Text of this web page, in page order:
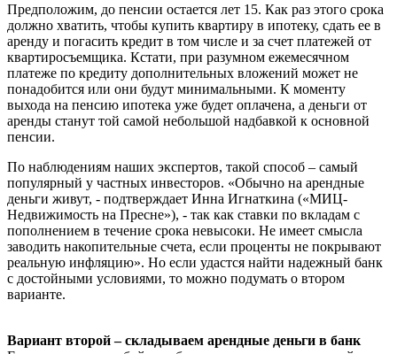
Предположим, до пенсии остается лет 15. Как раз этого срока
должно хватить, чтобы купить квартиру в ипотеку, сдать ее в
аренду и погасить кредит в том числе и за счет платежей от
квартиросъемщика. Кстати, при разумном ежемесячном
платеже по кредиту дополнительных вложений может не
понадобится или они будут минимальными. К моменту
выхода на пенсию ипотека уже будет оплачена, а деньги от
аренды станут той самой небольшой надбавкой к основной
пенсии.
По наблюдениям наших экспертов, такой способ – самый
популярный у частных инвесторов. «Обычно на арендные
деньги живут, - подтверждает Инна Игнаткина («МИЦ-
Недвижимость на Пресне»), - так как ставки по вкладам с
пополнением в течение срока невысоки. Не имеет смысла
заводить накопительные счета, если проценты не покрывают
реальную инфляцию». Но если удастся найти надежный банк
с достойными условиями, то можно подумать о втором
варианте.
Вариант второй – складываем арендные деньги в банк